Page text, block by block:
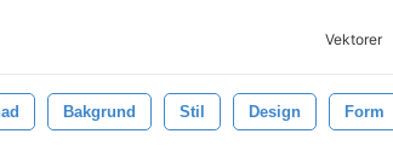
Vektorer
Bakgrund Stil Design Form